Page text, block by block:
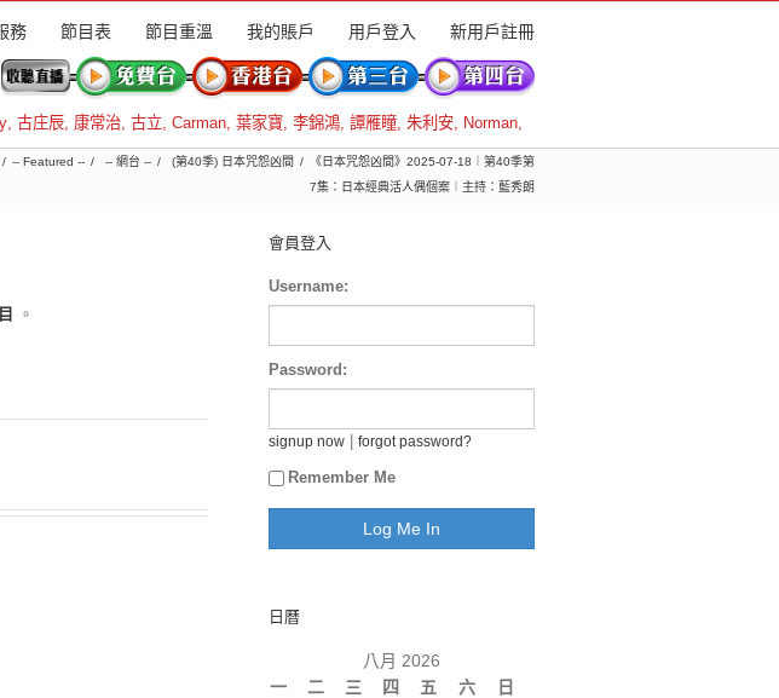
務 節目表 節目重溫 我的賬戶 用戶登入 新用戶註冊
, 古庄辰, 康常治, 古立, Carman, 葉家寶, 李錦鴻, 譚雁瞳, 朱利安, Norman,
-- Featured -- -- 網台 -- (第40季) 日本咒怨凶間
《日本咒怨凶間》2025-07-18︱第40季第
7集：日本經典活人偶個案︱主持：藍秀朗
。
會員登入
Username:
Password:
signup now forgot password?
Remember Me
日曆
八月 2026
一
二 三 四 五 六 日